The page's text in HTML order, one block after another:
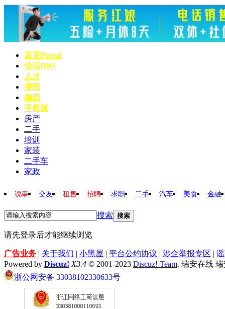
首页Portal
论坛BBS
人才
便民
婚恋
手机版
房产
二手
培训
家装
二手车
家政
说事 交友 租售 招聘 求职 二手 汽车 美食 金融
搜索 搜索
请先登录后才能继续浏览
广告业务 | 关于我们 | 小黑屋 | 平台公约协议 | 涉企举报专区 |
Powered by Discuz! X3.4 © 2001-2023 Discuz! Team. 瑞安在线
浙公网安备 33038102330633号